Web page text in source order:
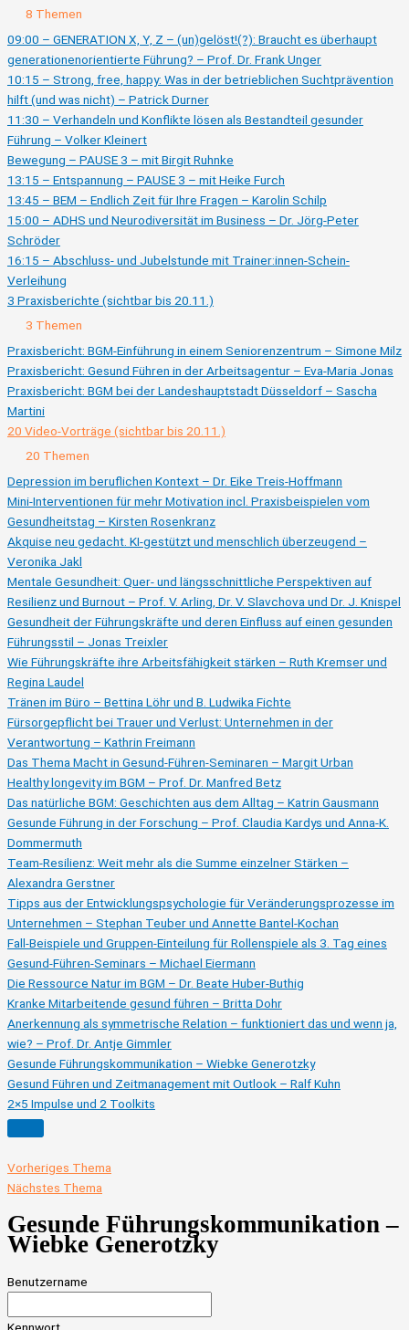
Ausklappen
Live
Freitag,
7.11.,
09:00
17:00
(ohne
Aufzeichnung)
8 Themen
09:00 – GENERATION X, Y, Z – (un)gelöst!(?): Braucht es überhaupt
generationenorientierte Führung? – Prof. Dr. Frank Unger
10:15 – Strong, free, happy: Was in der betrieblichen Suchtprävention
hilft (und was nicht) – Patrick Durner
11:30 – Verhandeln und Konflikte lösen als Bestandteil gesunder
Führung – Volker Kleinert
Bewegung – PAUSE 3 – mit Birgit Ruhnke
13:15 – Entspannung – PAUSE 3 – mit Heike Furch
13:45 – BEM – Endlich Zeit für Ihre Fragen – Karolin Schilp
15:00 – ADHS und Neurodiversität im Business – Dr. Jörg-Peter
Schröder
16:15 – Abschluss- und Jubelstunde mit Trainer:innen-Schein-
Verleihung
3 Praxisberichte (sichtbar bis 20.11.)
Ausklappen
3
(sichtbar
bis
20.11.)
3 Themen
Praxisbericht: BGM-Einführung in einem Seniorenzentrum – Simone Milz
Praxisbericht: Gesund Führen in der Arbeitsagentur – Eva-Maria Jonas
Praxisbericht: BGM bei der Landeshauptstadt Düsseldorf – Sascha
Martini
20 Video-Vorträge (sichtbar bis 20.11.)
Zusammenklappen
20
Vorträge
(sichtbar
bis
20.11.)
20 Themen
Depression im beruflichen Kontext – Dr. Eike Treis-Hoffmann
Mini-Interventionen für mehr Motivation incl. Praxisbeispielen vom
Gesundheitstag – Kirsten Rosenkranz
Akquise neu gedacht. KI-gestützt und menschlich überzeugend –
Veronika Jakl
Mentale Gesundheit: Quer- und längsschnittliche Perspektiven auf
Resilienz und Burnout – Prof. V. Arling, Dr. V. Slavchova und Dr. J. Knispel
Gesundheit der Führungskräfte und deren Einfluss auf einen gesunden
Führungsstil – Jonas Treixler
Wie Führungskräfte ihre Arbeitsfähigkeit stärken – Ruth Kremser und
Regina Laudel
Tränen im Büro – Bettina Löhr und B. Ludwika Fichte
Fürsorgepflicht bei Trauer und Verlust: Unternehmen in der
Verantwortung – Kathrin Freimann
Das Thema Macht in Gesund-Führen-Seminaren – Margit Urban
Healthy longevity im BGM – Prof. Dr. Manfred Betz
Das natürliche BGM: Geschichten aus dem Alltag – Katrin Gausmann
Gesunde Führung in der Forschung – Prof. Claudia Kardys und Anna-K.
Dommermuth
Team-Resilienz: Weit mehr als die Summe einzelner Stärken –
Alexandra Gerstner
Tipps aus der Entwicklungspsychologie für Veränderungsprozesse im
Unternehmen – Stephan Teuber und Annette Bantel-Kochan
Fall-Beispiele und Gruppen-Einteilung für Rollenspiele als 3. Tag eines
Gesund-Führen-Seminars – Michael Eiermann
Die Ressource Natur im BGM – Dr. Beate Huber-Buthig
Kranke Mitarbeitende gesund führen – Britta Dohr
Anerkennung als symmetrische Relation – funktioniert das und wenn ja,
wie? – Prof. Dr. Antje Gimmler
Gesunde Führungskommunikation – Wiebke Generotzky
Gesund Führen und Zeitmanagement mit Outlook – Ralf Kuhn
2×5 Impulse und 2 Toolkits
Vorheriges Thema
Nächstes Thema
Gesunde Führungskommunikation –
Wiebke Generotzky
Benutzername
Kennwort